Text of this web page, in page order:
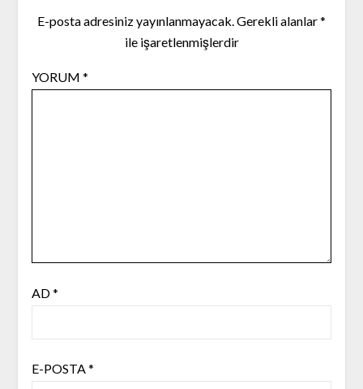
E-posta adresiniz yayınlanmayacak.Gerekli alanlar*
ile işaretlenmişlerdir
YORUM *
AD*
E-POSTA*